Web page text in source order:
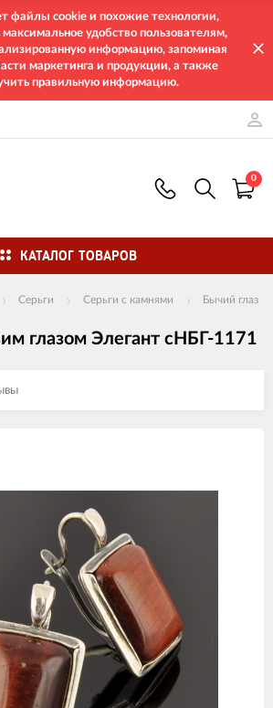
файлы cookie и похожие технологии,
удобство пользователям,
информацию, запоминая
маркетинга и продукции, а также
правильную информацию.
0
КАТАЛОГ ТОВАРОВ
Серьги Серьги с камнями Бычий глаз
глазом Элегант сНБГ-1171